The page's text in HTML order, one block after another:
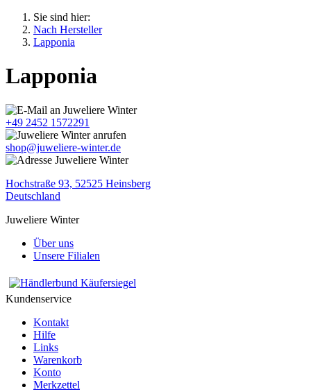
Sie sind hier:
Nach Hersteller
Lapponia
Lapponia
+49 2452 1572291
shop@juweliere-winter.de
Hochstraße 93, 52525 Heinsberg
Deutschland
Juweliere Winter
Über uns
Unsere Filialen
Kundenservice
Kontakt
Hilfe
Links
Warenkorb
Konto
Merkzettel